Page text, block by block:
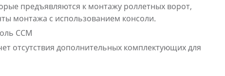
предъявляются к монтажу роллетных ворот,
монтажа с использованием консоли.
CCM
отсутствия дополнительных комплектующих для